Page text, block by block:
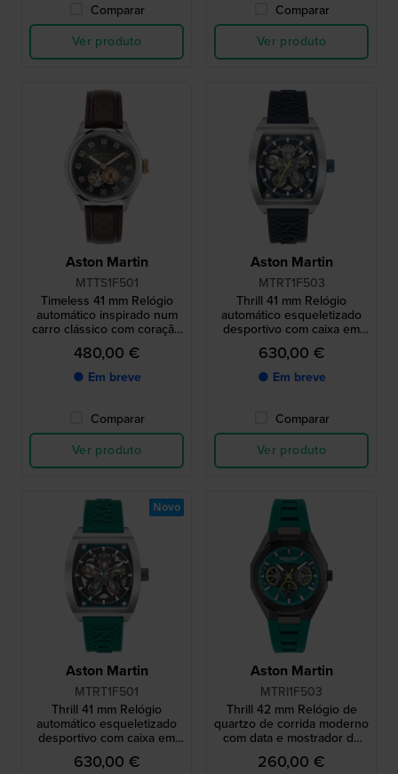
Comparar
Ver produto
Comparar
Ver produto
Aston Martin
MTTS1F501
Timeless 41 mm Relógio
automático inspirado num
carro clássico com coração
aberto
480,00 €
● Em breve
Comparar
Ver produto
Aston Martin
MTRT1F503
Thrill 41 mm Relógio
automático esqueletizado
desportivo com caixa em
titânio tonneau
630,00 €
● Em breve
Comparar
Ver produto
Aston Martin
MTRT1F501
Thrill 41 mm Relógio
automático esqueletizado
desportivo com caixa em
titânio tonneau
630,00 €
Novo
Aston Martin
MTRI1F503
Thrill 42 mm Relógio de
quartzo de corrida moderno
com data e mostrador de
24 horas
260,00 €